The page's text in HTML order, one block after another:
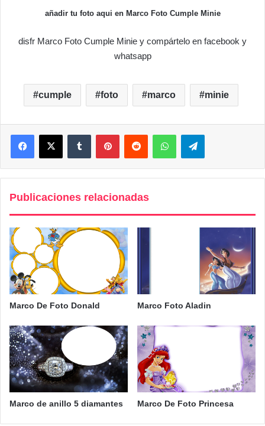
añadir tu foto aqui en Marco Foto Cumple Minie
disfr Marco Foto Cumple Minie y compártelo en facebook y
whatsapp
cumple foto marco minie
FacebookX Tumblr PinterestReddit WhatsAppTelegram
Publicaciones relacionadas
Marco De Foto Donald Marco Foto Aladin
Marco de anillo 5 diamantes Marco De Foto Princesa